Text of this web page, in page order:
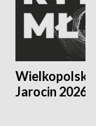
Jarocin 2026